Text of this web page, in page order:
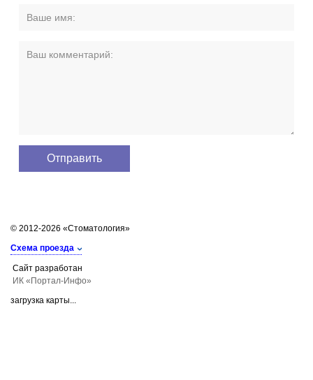
© 2012-2026 «Стоматология»
Схема проезда
Сайт разработан
ИК «Портал-Инфо»
загрузка карты...